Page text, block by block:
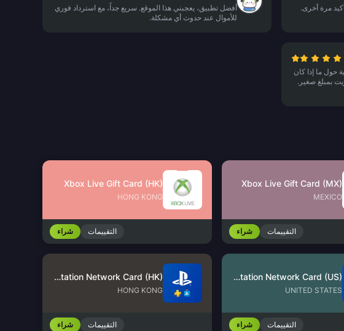
مرة أخرى.
أفضل تطبيق، يعجبني هذا الموقع. سريع جداً، مع استرداد فوري
للأموال عند حدوث أي مشكلة.
حول ما إذا كان
بمبلغ صغير.
Xbox Live Gift Card (MX)
MEXICO
التقييمات شراء
Xbox Live Gift Card (HK)
HONG KONG
التقييمات شراء
PlayStation Network Card (US)
UNITED STATES
التقييمات شراء
PlayStation Network Card (HK)
HONG KONG
التقييمات شراء